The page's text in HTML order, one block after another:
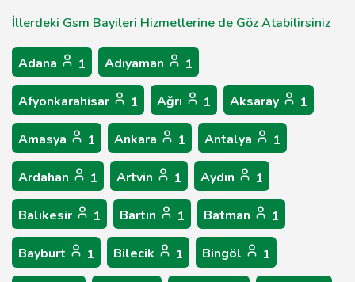
İllerdeki Gsm Bayileri Hizmetlerine de Göz Atabilirsiniz
Adana 1 Adıyaman 1
Afyonkarahisar 1 Ağrı 1 Aksaray 1
Amasya 1 Ankara 1 Antalya 1
Ardahan 1 Artvin 1 Aydın 1
Balıkesir 1 Bartın 1 Batman 1
Bayburt 1 Bilecik 1 Bingöl 1